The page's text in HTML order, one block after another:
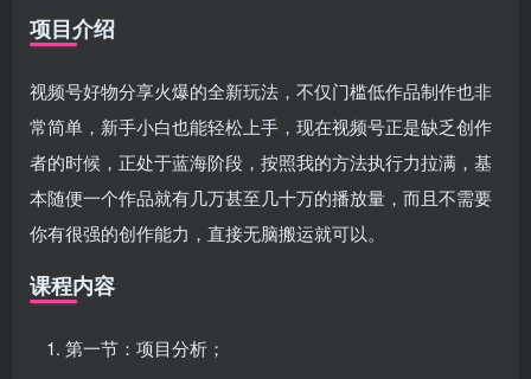
项目介绍
视频号好物分享火爆的全新玩法，不仅门槛低作品制作也非
常简单，新手小白也能轻松上手，现在视频号正是缺乏创作
者的时候，正处于蓝海阶段，按照我的方法执行力拉满，基
本随便一个作品就有几万甚至几十万的播放量，而且不需要
你有很强的创作能力，直接无脑搬运就可以。
课程内容
第一节：项目分析；